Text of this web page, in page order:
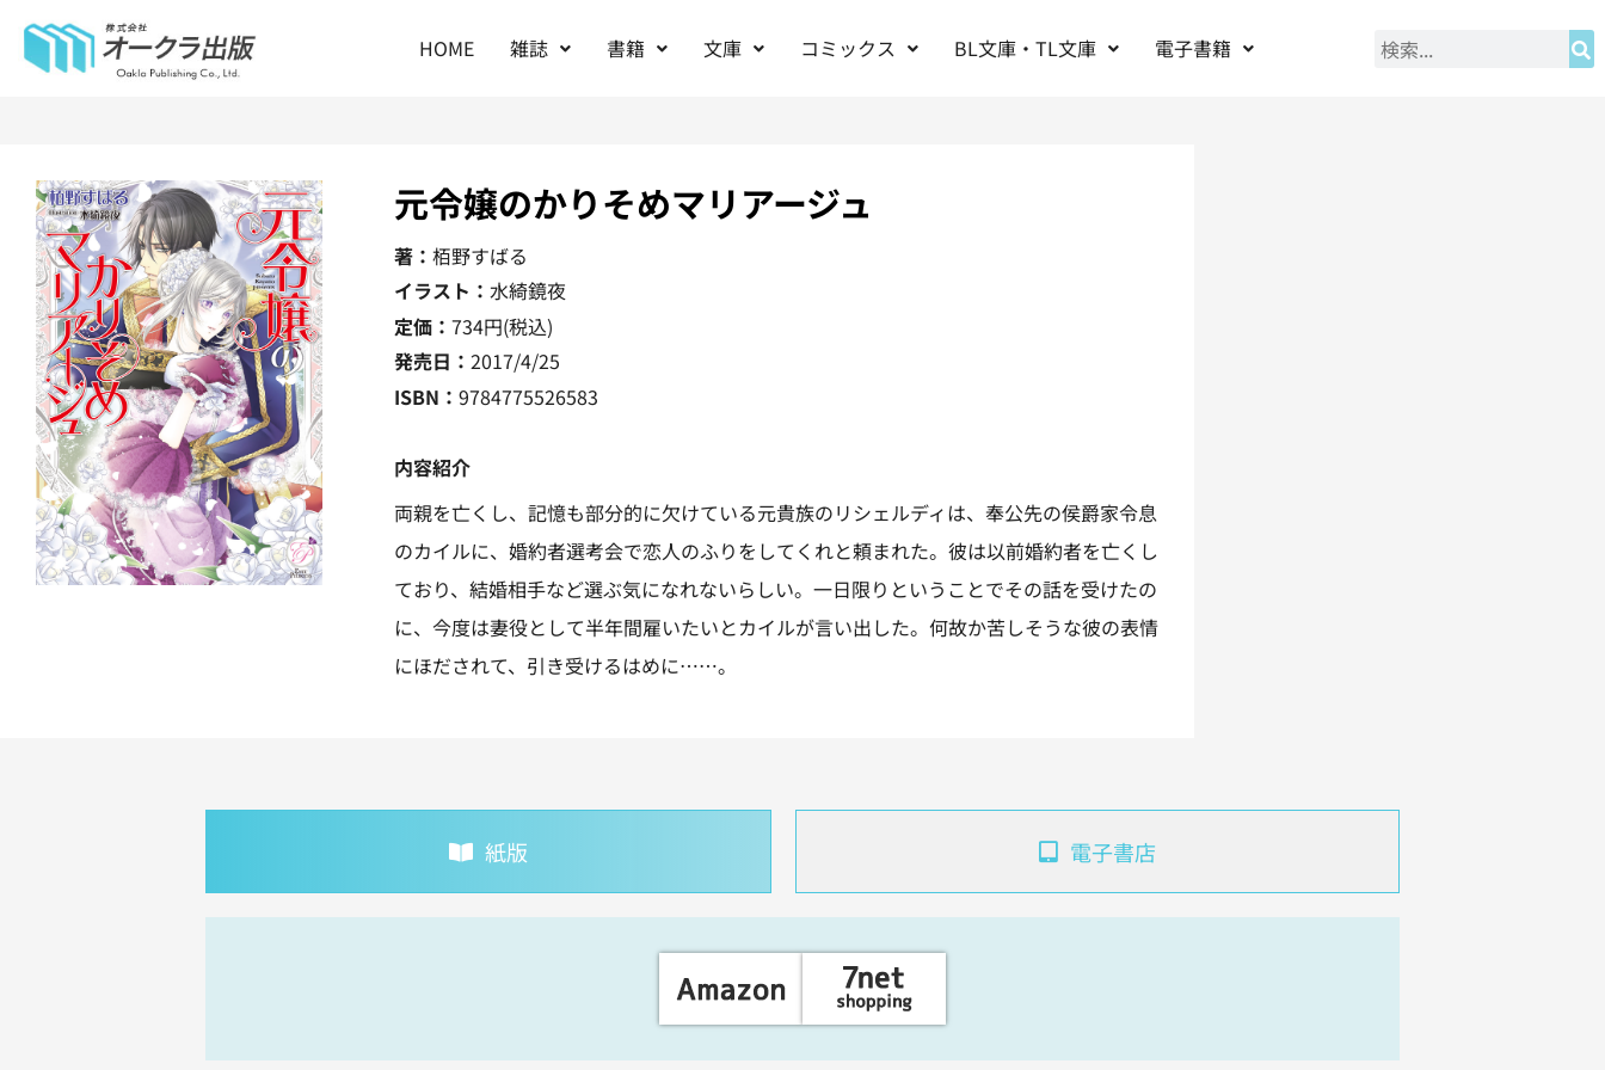
HOME 雑誌 書籍 文庫 コミックス BL文庫・TL文庫 電子書籍
元令嬢のかりそめマリアージュ
著： 栢野すばる
イラスト： 水綺鏡夜
定価： 734円(税込)
発売日： 2017/4/25
ISBN： 9784775526583
内容紹介
両親を亡くし、記憶も部分的に欠けている元貴族のリシェルディは、奉公先の侯爵家令息
のカイルに、婚約者選考会で恋人のふりをしてくれと頼まれた。彼は以前婚約者を亡くし
ており、結婚相手など選ぶ気になれないらしい。一日限りということでその話を受けたの
に、今度は妻役として半年間雇いたいとカイルが言い出した。何故か苦しそうな彼の表情
にほだされて、引き受けるはめに……。
紙版 電子書店